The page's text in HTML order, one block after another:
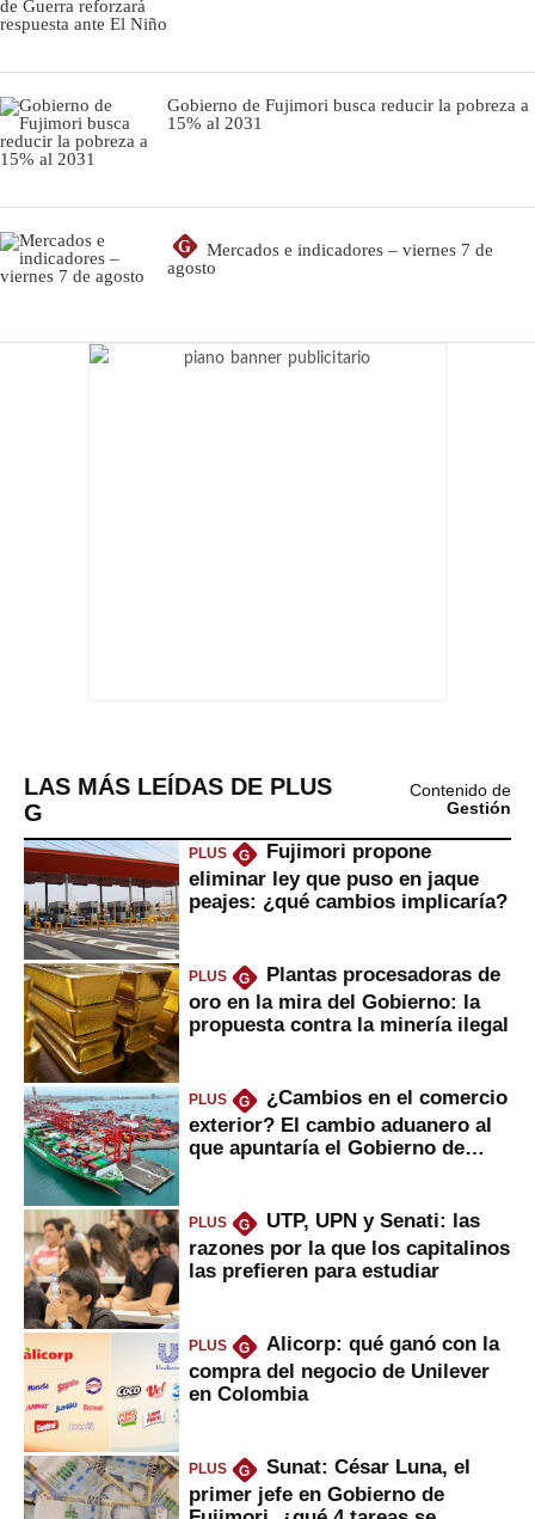
Gobierno de Fujimori busca reducir la pobreza a
15% al 2031
G
Mercados e indicadores – viernes 7 de
agosto
LAS MÁS LEÍDAS DE PLUS
G
Contenido de
Gestión
PLUS G
Fujimori propone
eliminar ley que puso en jaque
peajes: ¿qué cambios implicaría?
PLUS G
Plantas procesadoras de
oro en la mira del Gobierno: la
propuesta contra la minería ilegal
PLUS G
¿Cambios en el comercio
exterior? El cambio aduanero al
que apuntaría el Gobierno de
PLUS G
UTP, UPN y Senati: las
razones por la que los capitalinos
las prefieren para estudiar
PLUS G
Alicorp: qué ganó con la
compra del negocio de Unilever
en Colombia
PLUS G
Sunat: César Luna, el
primer jefe en Gobierno de